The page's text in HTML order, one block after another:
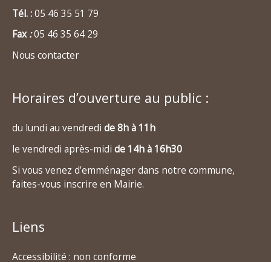
Tél. :05 46 35 51 79
Fax:05 46 35 64 29
Nous contacter
Horaires d’ouverture au public :
du lundi au vendredi de 8h à 11h
le vendredi après-midi de 14h à 16h30
Si vous venez d’emménager dans notre commune,
faites-vous inscrire en Mairie.
Liens
Accessibilité : non conforme